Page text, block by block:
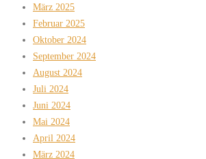
März 2025
Februar 2025
Oktober 2024
September 2024
August 2024
Juli 2024
Juni 2024
Mai 2024
April 2024
März 2024